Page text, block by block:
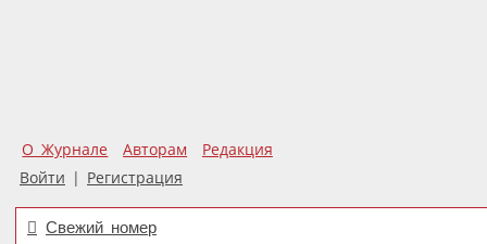
О Журнале Авторам
Редакция
Войти | Регистрация
Свежий номер